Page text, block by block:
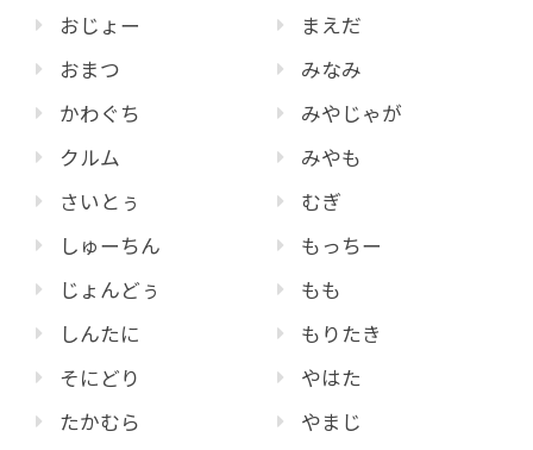
おじょー
おまつ
かわぐち
クルム
さいとぅ
しゅーちん
じょんどぅ
しんたに
そにどり
たかむら
まえだ
みなみ
みやじゃが
みやも
むぎ
もっちー
もも
もりたき
やはた
やまじ